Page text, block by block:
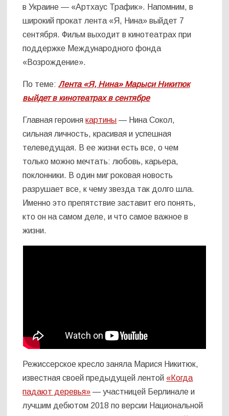
в Украине — «Артхаус Трафик». Напомним, в
широкий прокат лента «Я, Нина» выйдет 7
сентября. Фильм выходит в кинотеатрах при
поддержке Международного фонда
«Возрождение».
По теме:Лента «Я, Нина» Марыси Никитюк
выйдет в кинотеатрах в сентябре
Главная героинякартины — Нина Сокол,
сильная личность, красивая и успешная
телеведущая. В ее жизни есть все, о чем
только можно мечтать: любовь, карьера,
поклонники. В один миг роковая новость
разрушает все, к чему звезда так долго шла.
Именно это препятствие заставит его понять,
кто он на самом деле, и что самое важное в
жизни.
Режиссерское кресло заняла Марися Никитюк,
известная своей предыдущей лентой «Когда
падают деревья» — участницей Берлинале и
лучшим дебютом 2018 по версии Национальной